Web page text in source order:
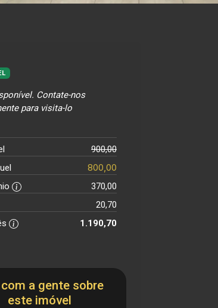
Contate-nos
para visita-lo
900,00
800,00
370,00
20,70
1.190,70
com a gente sobre
este imóvel